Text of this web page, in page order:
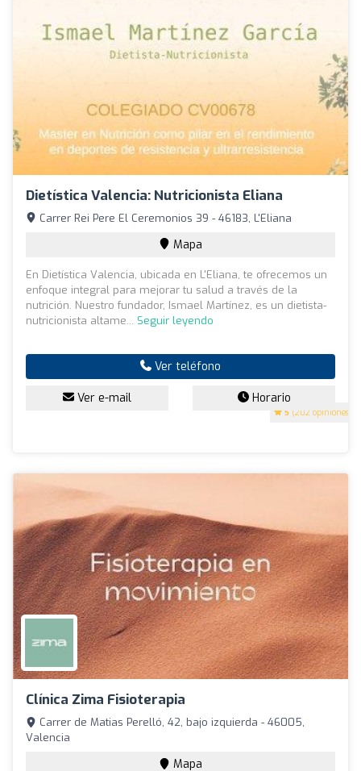
Dietística Valencia: Nutricionista Eliana
5 (202 opiniones)
Carrer Rei Pere El Ceremonios 39 - 46183, L'Eliana
Mapa
En Dietística Valencia, ubicada en L'Eliana, te ofrecemos un
enfoque integral para mejorar tu salud a través de la
nutrición. Nuestro fundador, Ismael Martínez, es un dietista-
nutricionista altame... Seguir leyendo
Ver teléfono
Ver e-mail Horario
Clínica Zima Fisioterapia
Carrer de Matias Perelló, 42, bajo izquierda - 46005,
Valencia
Mapa